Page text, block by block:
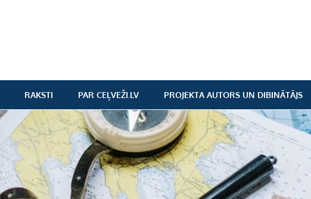
RAKSTI PAR CEĻVEŽI.LV PROJEKTA AUTORS UN DIBINĀTĀJS